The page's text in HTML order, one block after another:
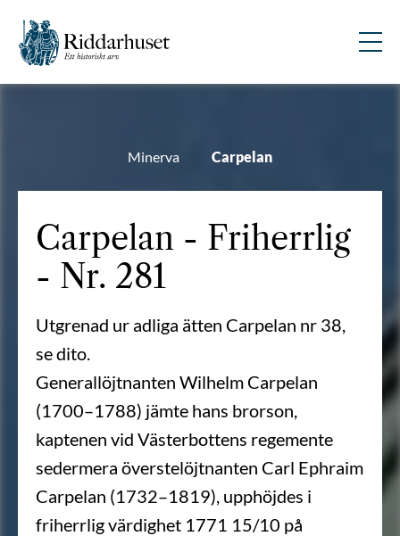
Minerva Carpelan
Carpelan - Friherrlig
- Nr. 281
Utgrenad ur adliga ätten Carpelan nr 38,
se dito.
Generallöjtnanten Wilhelm Carpelan
(1700–1788) jämte hans brorson,
kaptenen vid Västerbottens regemente
sedermera överstelöjtnanten Carl Ephraim
Carpelan (1732–1819), upphöjdes i
friherrlig värdighet 1771 15/10 på